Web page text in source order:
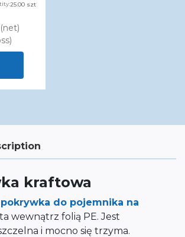
25.00 szt
(net)
kraftowa
do pojemnika na
wewnątrz folią PE. Jest
i mocno się trzyma.